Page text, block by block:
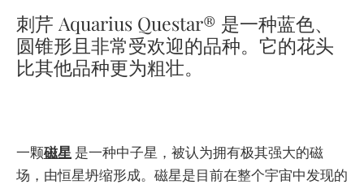
刺芹 Aquarius Questar® 是一种蓝色、
圆锥形且非常受欢迎的品种。它的花头
比其他品种更为粗壮。
一颗磁星 是一种中子星，被认为拥有极其强大的磁
场，由恒星坍缩形成。磁星是目前在整个宇宙中发现的